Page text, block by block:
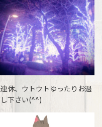
休、ウトウトゆったりお過
下さい(^^)